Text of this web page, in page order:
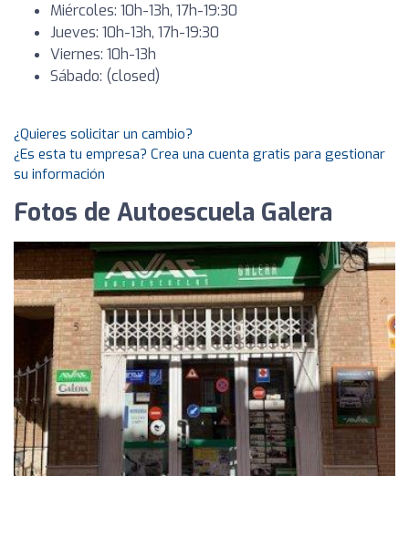
Miércoles: 10h-13h, 17h-19:30
Jueves: 10h-13h, 17h-19:30
Viernes: 10h-13h
Sábado: (closed)
¿Quieres solicitar un cambio?
¿Es esta tu empresa? Crea una cuenta gratis para gestionar
su información
Fotos de Autoescuela Galera